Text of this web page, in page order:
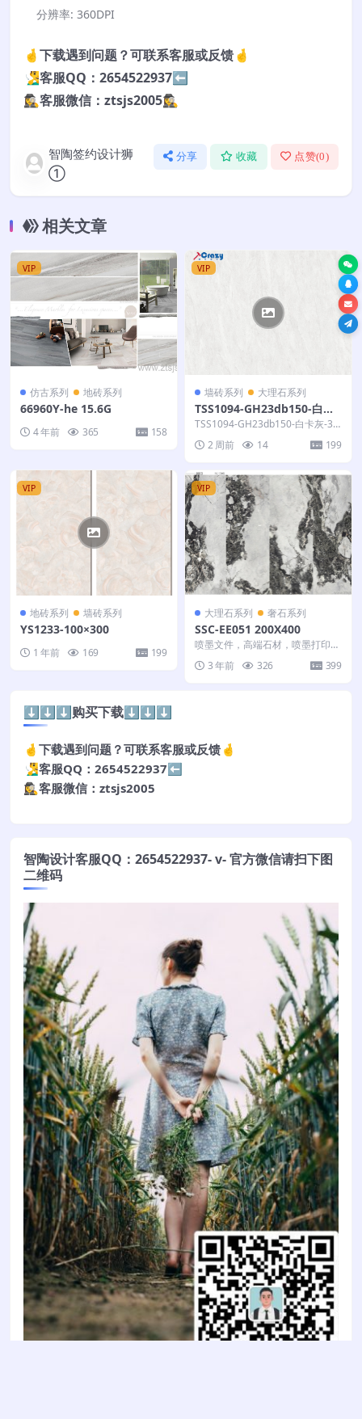
分辨率: 360DPI
🤞下载遇到问题？可联系客服或反馈🤞
🧏‍♂️客服QQ：2654522937⬅️
🕵️‍♀️客服微信：ztsjs2005🕵️‍♀️
智陶签约设计狮
①
分享 收藏 点赞(0)
相关文章
VIP
仿古系列 地砖系列
66960Y-he 15.6G
4 年前 365 158
VIP
墙砖系列 大理石系列
TSS1094-GH23db150-白卡
灰-320X260
TSS1094-GH23db150-白卡灰-32
2 周前 14 199
VIP
地砖系列 墙砖系列
YS1233-100×300
1 年前 169 199
VIP
大理石系列 奢石系列
SSC-EE051 200X400
喷墨文件，高端石材，喷墨打印文
板，马赛克，背景墙，大...
3 年前 326 399
⬇️⬇️⬇️购买下载⬇️⬇️⬇️
🤞下载遇到问题？可联系客服或反馈🤞
🧏‍♂️客服QQ：2654522937⬅️
🕵️‍♀️客服微信：ztsjs2005
智陶设计客服QQ：2654522937- v- 官方微信请扫下图
二维码